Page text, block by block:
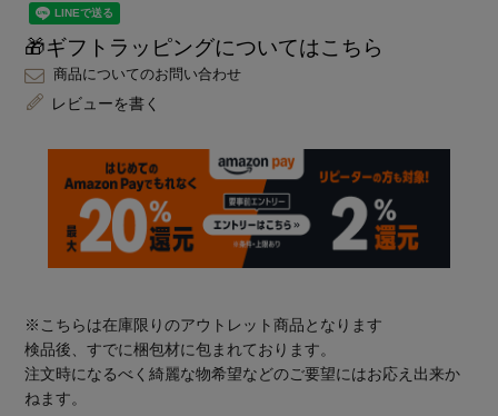
🎁ギフトラッピングについてはこちら
商品についてのお問い合わせ
レビューを書く
※こちらは在庫限りのアウトレット商品となります
検品後、すでに梱包材に包まれております。
注文時になるべく綺麗な物希望などのご要望にはお応え出来か
ねます。